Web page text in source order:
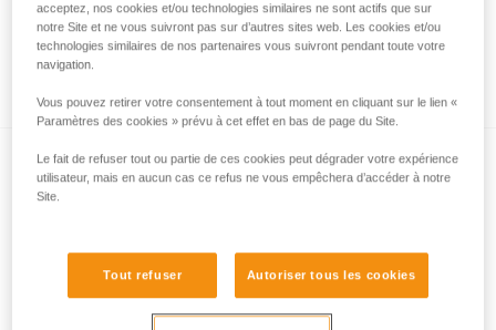
Tests de certification des longes
ABSORBICA-I et Y
Connexion de MGO à la structure
acceptez, nos cookies et/ou technologies similaires ne sont actifs que sur
notre Site et ne vous suivront pas sur d’autres sites web. Les cookies et/ou
technologies similaires de nos partenaires vous suivront pendant toute votre
navigation.
Vous pouvez retirer votre consentement à tout moment en cliquant sur le lien «
Paramètres des cookies » prévu à cet effet en bas de page du Site.
Le fait de refuser tout ou partie de ces cookies peut dégrader votre expérience
utilisateur, mais en aucun cas ce refus ne vous empêchera d’accéder à notre
Site.
Tout refuser Autoriser tous les cookies